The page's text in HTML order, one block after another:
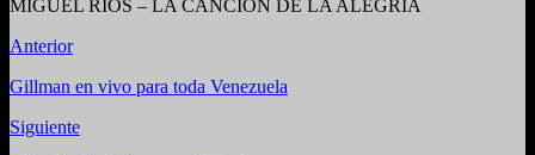
MIGUEL RIOS – LA CANCION DE LA ALEGRIA
Anterior
Gillman en vivo para toda Venezuela
Siguiente